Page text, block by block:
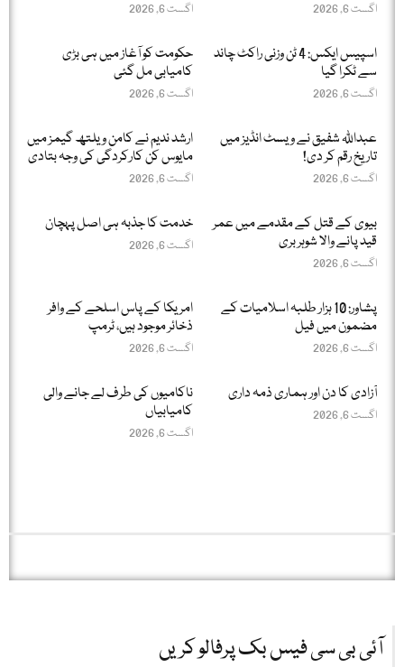
اگست 6, 2026 اگست 6, 2026
اسپیس ایکس: 4 ٹن وزنی راکٹ چاند
سے ٹکرا گیا
اگست 6, 2026
حکومت کو آغاز میں ہی بڑی
کامیابی مل گئی
اگست 6, 2026
عبداللّٰہ شفیق نے ویسٹ انڈیز میں
تاریخ رقم کر دی!
اگست 6, 2026
ارشد ندیم نے کامن ویلتھ گیمز میں
مایوس کن کارکردگی کی وجہ بتادی
اگست 6, 2026
بیوی کے قتل کے مقدمے میں عمر
قید پانے والا شوہر بری
اگست 6, 2026
خدمت کا جذبہ ہی اصل پہچان
اگست 6, 2026
پشاور: 10 ہزار طلبہ اسلامیات کے
مضمون میں فیل
اگست 6, 2026
امریکا کے پاس اسلحے کے وافر
ذخائر موجود ہیں، ٹرمپ
اگست 6, 2026
آزادی کا دن اور ہماری ذمہ داری
اگست 6, 2026
ناکامیوں کی طرف لے جانے والی
کامیابیاں
اگست 6, 2026
آئی بی سی فیس بک پرفالو کریں